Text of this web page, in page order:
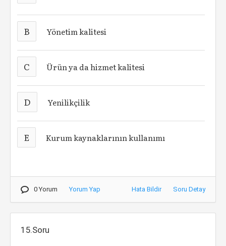
B Yönetim kalitesi
C Ürün ya da hizmet kalitesi
D Yenilikçilik
E Kurum kaynaklarının kullanımı
0 Yorum Yorum Yap Hata Bildir Soru Detay
15.Soru